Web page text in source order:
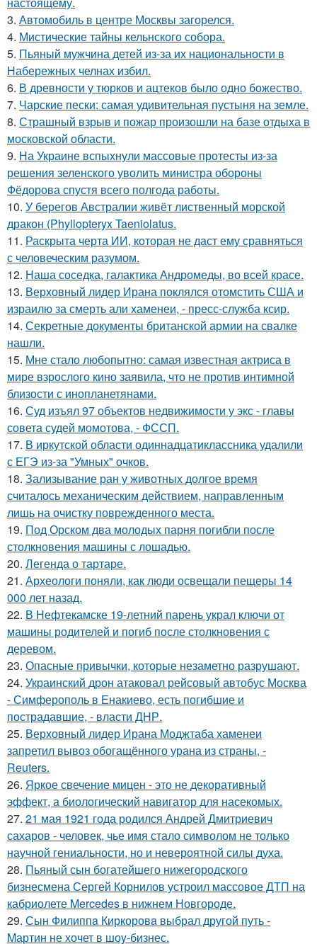
3. Автомобиль в центре Москвы загорелся.
4. Мистические тайны кельнского собора.
5. Пьяный мужчина детей из-за их национальности в
Набережных челнах избил.
6. В древности у тюрков и ацтеков было одно божество.
7. Чарские пески: самая удивительная пустыня на земле.
8. Страшный взрыв и пожар произошли на базе отдыха в
московской области.
9. На Украине вспыхнули массовые протесты из-за
решения зеленского уволить министра обороны
Фёдорова спустя всего полгода работы.
10. У берегов Австралии живёт лиственный морской
дракон (Phyllopteryx Taeniolatus.
11. Раскрыта черта ИИ, которая не даст ему сравняться
с человеческим разумом.
12. Наша соседка, галактика Андромеды, во всей красе.
13. Верховный лидер Ирана поклялся отомстить США и
израилю за смерть али хаменеи, - пресс-служба ксир.
14. Секретные документы британской армии на свалке
нашли.
15. Мне стало любопытно: самая известная актриса в
мире взрослого кино заявила, что не против интимной
близости с инопланетянами.
16. Суд изъял 97 объектов недвижимости у экс - главы
совета судей момотова, - ФССП.
17. В иркутской области одиннадцатиклассника удалили
с ЕГЭ из-за "Умных" очков.
18. Зализывание ран у животных долгое время
считалось механическим действием, направленным
лишь на очистку поврежденного места.
19. Под Орском два молодых парня погибли после
столкновения машины с лошадью.
20. Легенда о тартаре.
21. Археологи поняли, как люди освещали пещеры 14
000 лет назад.
22. В Нефтекамске 19-летний парень украл ключи от
машины родителей и погиб после столкновения с
деревом.
23. Опасные привычки, которые незаметно разрушают.
24. Украинский дрон атаковал рейсовый автобус Москва
- Симферополь в Енакиево, есть погибшие и
пострадавшие, - власти ДНР.
25. Верховный лидер Ирана Моджтаба хаменеи
запретил вывоз обогащённого урана из страны, -
Reuters.
26. Яркое свечение мицен - это не декоративный
эффект, а биологический навигатор для насекомых.
27. 21 мая 1921 года родился Андрей Дмитриевич
сахаров - человек, чье имя стало символом не только
научной гениальности, но и невероятной силы духа.
28. Пьяный сын богатейшего нижегородского
бизнесмена Сергей Корнилов устроил массовое ДТП на
кабриолете Mercedes в нижнем Новгороде.
29. Сын Филиппa Киркоровa выбрал другой путь -
Mартин не хочет в шоy-бизнес.